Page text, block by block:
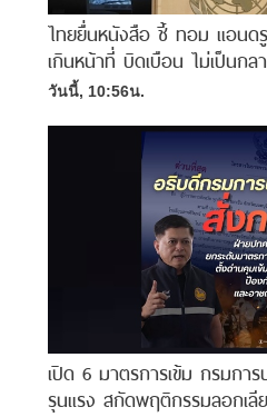
ไทยยื่นหนังสือ ชี้ ทอม แอนด
เกินหน้าที่ บิดเบือน ไม่เป็นกล
วันนี้, 10:56น.
เปิด 6 มาตรการเข้ม กรมกา
รุนแรง สกัดพฤติกรรมลอกเลี